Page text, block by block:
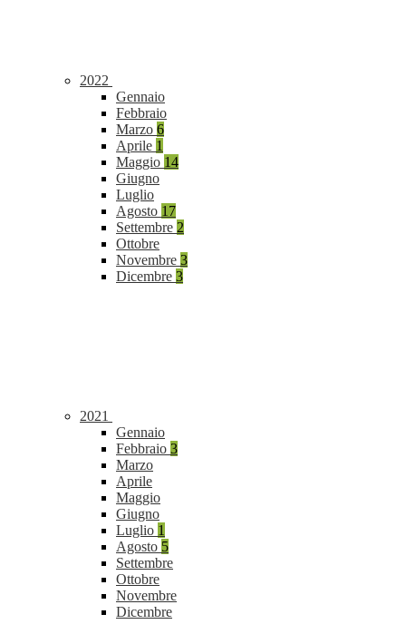
2022
Gennaio
Febbraio
Marzo 6
Aprile 1
Maggio 14
Giugno
Luglio
Agosto 17
Settembre 2
Ottobre
Novembre 3
Dicembre 3
2021
Gennaio
Febbraio 3
Marzo
Aprile
Maggio
Giugno
Luglio 1
Agosto 5
Settembre
Ottobre
Novembre
Dicembre